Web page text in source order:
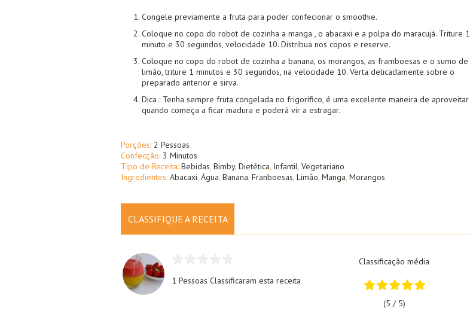
Congele previamente a fruta para poder confecionar o smoothie.
Coloque no copo do robot de cozinha a manga , o abacaxi e a polpa do maracujá. Triture 1
minuto e 30 segundos, velocidade 10. Distribua nos copos e reserve.
Coloque no copo do robot de cozinha a banana, os morangos, as framboesas e o sumo de
limão, triture 1 minutos e 30 segundos, na velocidade 10. Verta delicadamente sobre o
preparado anterior e sirva.
Dica : Tenha sempre fruta congelada no frigorífico, é uma excelente maneira de aproveitar
quando começa a ficar madura e poderá vir a estragar.
Porções: 2 Pessoas
Confecção: 3 Minutos
Tipo de Receita: Bebidas, Bimby, Dietética, Infantil, Vegetariano
Ingredientes: Abacaxi, Água, Banana, Franboesas, Limão, Manga, Morangos
CLASSIFIQUE A RECEITA
1 PessoasClassificaram esta receita
Classificação média
(5 / 5)